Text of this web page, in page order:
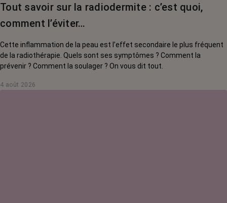
Tout savoir sur la radiodermite : c’est quoi,
comment l’éviter…
Cette inflammation de la peau est l’effet secondaire le plus fréquent
de la radiothérapie. Quels sont ses symptômes ? Comment la
prévenir ? Comment la soulager ? On vous dit tout.
4 août 2026